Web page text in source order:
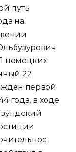
путь
на
немецких
22
первой
года, в ходе